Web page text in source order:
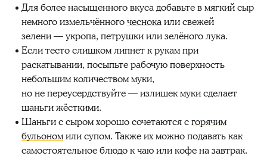
Для более насыщенного вкуса добавьте в мягкий сыр
немного измельчённогочеснокаили свежей
зелени — укропа, петрушки или зелёного лука.
Если тесто слишком липнет к рукам при
раскатывании, посыпьте рабочую поверхность
небольшим количеством муки,
но не переусердствуйте — излишек муки сделает
шаньги жёсткими.
Шаньги с сыром хорошо сочетаются сгорячим
бульономили супом. Также их можно подавать как
самостоятельное блюдо к чаю или кофе на завтрак.